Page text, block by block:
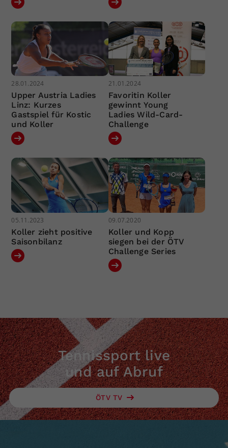
28.01.2024
Upper Austria Ladies
Linz: Kurzes
Gastspiel für Kostic
und Koller
21.01.2024
Favoritin Koller
gewinnt Young
Ladies Wild-Card-
Challenge
05.11.2023
Koller zieht positive
Saisonbilanz
09.07.2020
Koller und Kopp
siegen bei der ÖTV
Challenge Series
Tennissport live
und auf Abruf
ÖTV TV